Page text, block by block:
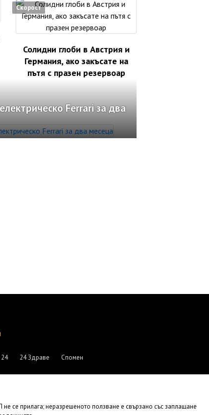
Скорост
Солидни глоби в Австрия и
Германия, ако закъсате на
пътя с празен резервоар
Ferrari за два
24 Здраве Спомен
се прилага; неразрешеното ползване е свързано със заплащане